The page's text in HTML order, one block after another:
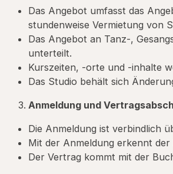
Das Angebot umfasst das
stundenweise Vermietung von
Das Angebot an Tanz-,
unterteilt.
Kurszeiten, -orte und -inhalte
Das Studio behält sich
Anmeldung und
Die Anmeldung ist verbindlich
Mit der Anmeldung erkennt der
Der Vertrag kommt mit der